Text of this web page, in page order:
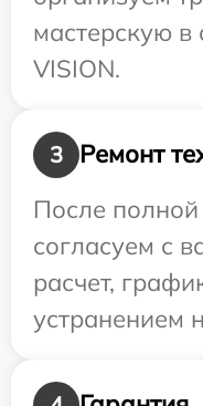
мастерскую в
VISION.
3
Ремонт
После
согласуем с
расчет,
устранением